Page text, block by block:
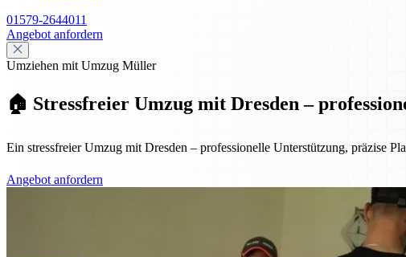
01579-2644011
Angebot anfordern
Umziehen mit Umzug Müller
🏠 Stressfreier Umzug mit Dresden –
Ein stressfreier Umzug mit Dresden – professionelle Unterstützung, präzise
Angebot anfordern